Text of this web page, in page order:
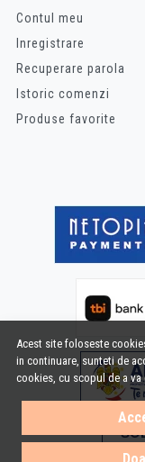
Acest site foloseste
in continuare, sunteti de
cookies, cu scopul de a
Contul meu
Inregistrare
Recuperare parola
Istoric comenzi
Produse favorite